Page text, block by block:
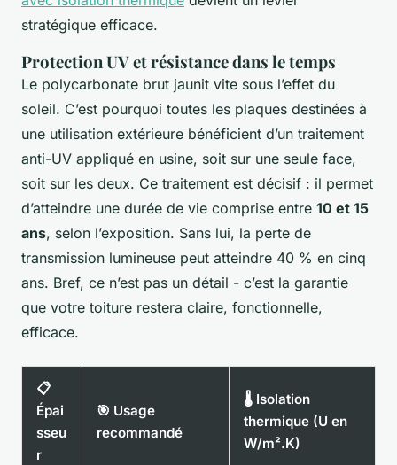
stratégique efficace.
Protection UV et résistance dans le temps
Le polycarbonate brut jaunit vite sous l’effet du
soleil. C’est pourquoi toutes les plaques destinées à
une utilisation extérieure bénéficient d’un traitement
anti-UV appliqué en usine, soit sur une seule face,
soit sur les deux. Ce traitement est décisif : il permet
d’atteindre une durée de vie comprise entre 10 et 15
ans, selon l’exposition. Sans lui, la perte de
transmission lumineuse peut atteindre 40 % en cinq
ans. Bref, ce n’est pas un détail - c’est la garantie
que votre toiture restera claire, fonctionnelle,
efficace.
📋
Épai
sseu
r
🎯 Usage
recommandé
🌡️ Isolation
thermique (U en
W/m².K)